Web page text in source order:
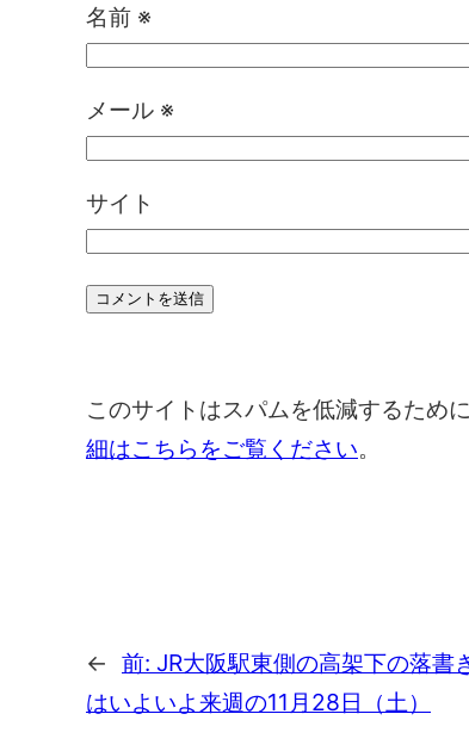
名前 ※
メール ※
サイト
このサイトはスパムを低減するため
細はこちらをご覧ください。
← 前: JR大阪駅東側の高架下の落書
はいよいよ来週の11月28日（土）